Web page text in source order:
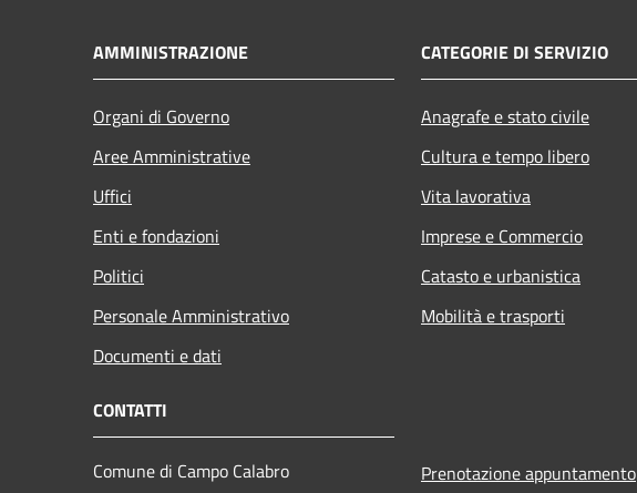
AMMINISTRAZIONE
Organi di Governo
Aree Amministrative
Uffici
Enti e fondazioni
Politici
Personale Amministrativo
Documenti e dati
CATEGORIE DI SERVIZIO
Anagrafe e stato civile
Cultura e tempo libero
Vita lavorativa
Imprese e Commercio
Catasto e urbanistica
Mobilità e trasporti
CONTATTI
Comune di Campo Calabro
Prenotazione appuntamento